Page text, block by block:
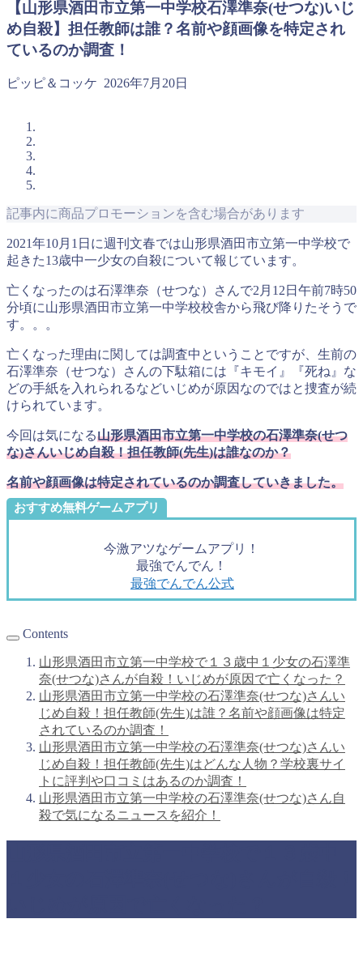
【山形県酒田市立第一中学校石澤準奈(せつな)いじ
め自殺】担任教師は誰？名前や顔画像を特定され
ているのか調査！
ピッピ＆コッケ 2026年7月20日
記事内に商品プロモーションを含む場合があります
2021年10月1日に週刊文春では山形県酒田市立第一中学校で
起きた13歳中一少女の自殺について報じています。
亡くなったのは石澤準奈（せつな）さんで2月12日午前7時50
分頃に山形県酒田市立第一中学校校舎から飛び降りたそうで
す。。。
亡くなった理由に関しては調査中ということですが、生前の
石澤準奈（せつな）さんの下駄箱には『キモイ』『死ね』な
どの手紙を入れられるなどいじめが原因なのではと捜査が続
けられています。
今回は気になる山形県酒田市立第一中学校の石澤準奈(せつ
な)さんいじめ自殺！担任教師(先生)は誰なのか？
名前や顔画像は特定されているのか調査していきました。
おすすめ無料ゲームアプリ
今激アツなゲームアプリ！
最強でんでん！
最強でんでん公式
Contents
山形県酒田市立第一中学校で１３歳中１少女の石澤準
奈(せつな)さんが自殺！いじめが原因で亡くなった？
山形県酒田市立第一中学校の石澤準奈(せつな)さんい
じめ自殺！担任教師(先生)は誰？名前や顔画像は特定
されているのか調査！
山形県酒田市立第一中学校の石澤準奈(せつな)さんい
じめ自殺！担任教師(先生)はどんな人物？学校裏サイ
トに評判や口コミはあるのか調査！
山形県酒田市立第一中学校の石澤準奈(せつな)さん自
殺で気になるニュースを紹介！